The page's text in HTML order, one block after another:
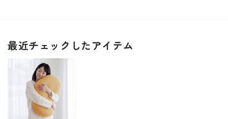
最近チェックしたアイテム